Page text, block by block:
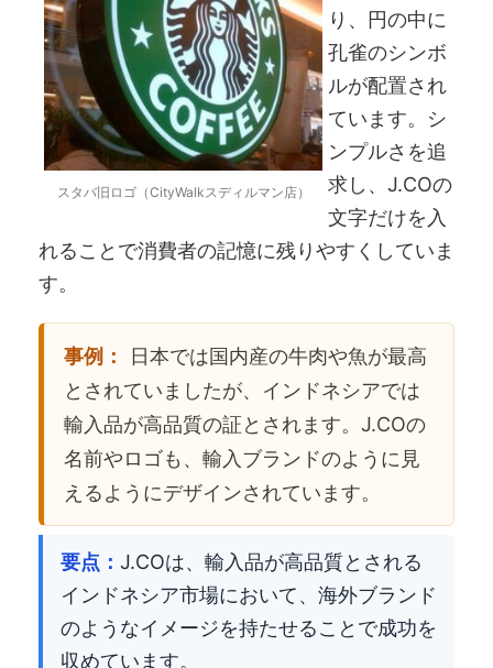
スタバ旧ロゴ（CityWalkスディルマン店）
り、円の中に
孔雀のシンボ
ルが配置され
ています。シ
ンプルさを追
求し、J.COの
文字だけを入
れることで消費者の記憶に残りやすくしていま
す。
事例：
日本では国内産の牛肉や魚が最高
とされていましたが、インドネシアでは
輸入品が高品質の証とされます。J.COの
名前やロゴも、輸入ブランドのように見
えるようにデザインされています。
要点： J.COは、輸入品が高品質とされる
インドネシア市場において、海外ブランド
のようなイメージを持たせることで成功を
収めています。